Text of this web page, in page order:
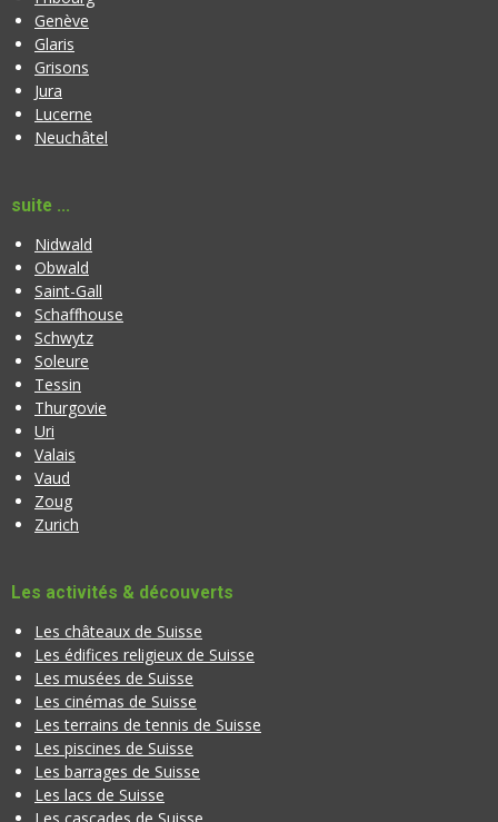
Genève
Glaris
Grisons
Jura
Lucerne
Neuchâtel
suite ...
Nidwald
Obwald
Saint-Gall
Schaffhouse
Schwytz
Soleure
Tessin
Thurgovie
Uri
Valais
Vaud
Zoug
Zurich
Les activités & découverts
Les châteaux de Suisse
Les édifices religieux de Suisse
Les musées de Suisse
Les cinémas de Suisse
Les terrains de tennis de Suisse
Les piscines de Suisse
Les barrages de Suisse
Les lacs de Suisse